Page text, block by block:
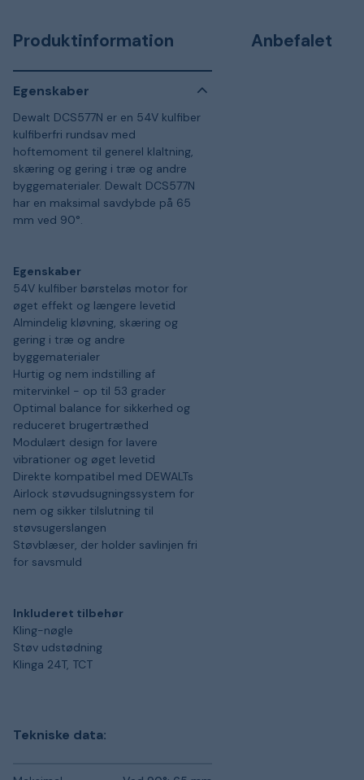
Produktinformation
Egenskaber
Dewalt DCS577N er en 54V kulfiber
kulfiberfri rundsav med
hoftemoment til generel klaltning,
skæring og gering i træ og andre
byggematerialer. Dewalt DCS577N
har en maksimal savdybde på 65
mm ved 90°.
Egenskaber
54V kulfiber børsteløs motor for
øget effekt og længere levetid
Almindelig kløvning, skæring og
gering i træ og andre
byggematerialer
Hurtig og nem indstilling af
mitervinkel - op til 53 grader
Optimal balance for sikkerhed og
reduceret brugertræthed
Modulært design for lavere
vibrationer og øget levetid
Direkte kompatibel med DEWALTs
Airlock støvudsugningssystem for
nem og sikker tilslutning til
støvsugerslangen
Støvblæser, der holder savlinjen fri
for savsmuld
Inkluderet tilbehør
Kling-nøgle
Støv udstødning
Klinga 24T, TCT
Tekniske data:
Anbefalet